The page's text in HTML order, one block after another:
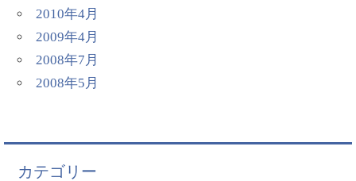
2010年4月
2009年4月
2008年7月
2008年5月
カテゴリー